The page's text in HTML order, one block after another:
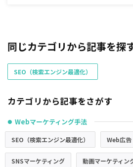
同じカテゴリから記事を探
SEO（検索エンジン最適化）
カテゴリから記事をさがす
● Webマーケティング手法
SEO（検索エンジン最適化） Web広告
SNSマーケティング 動画マーケティン